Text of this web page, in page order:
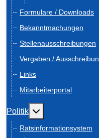
Formulare / Downloads
Bekanntmachungen
Stellenausschreibungen
Vergaben /
Links
Mitarbeiterportal
Politik Weitere
Ratsinformationsystem